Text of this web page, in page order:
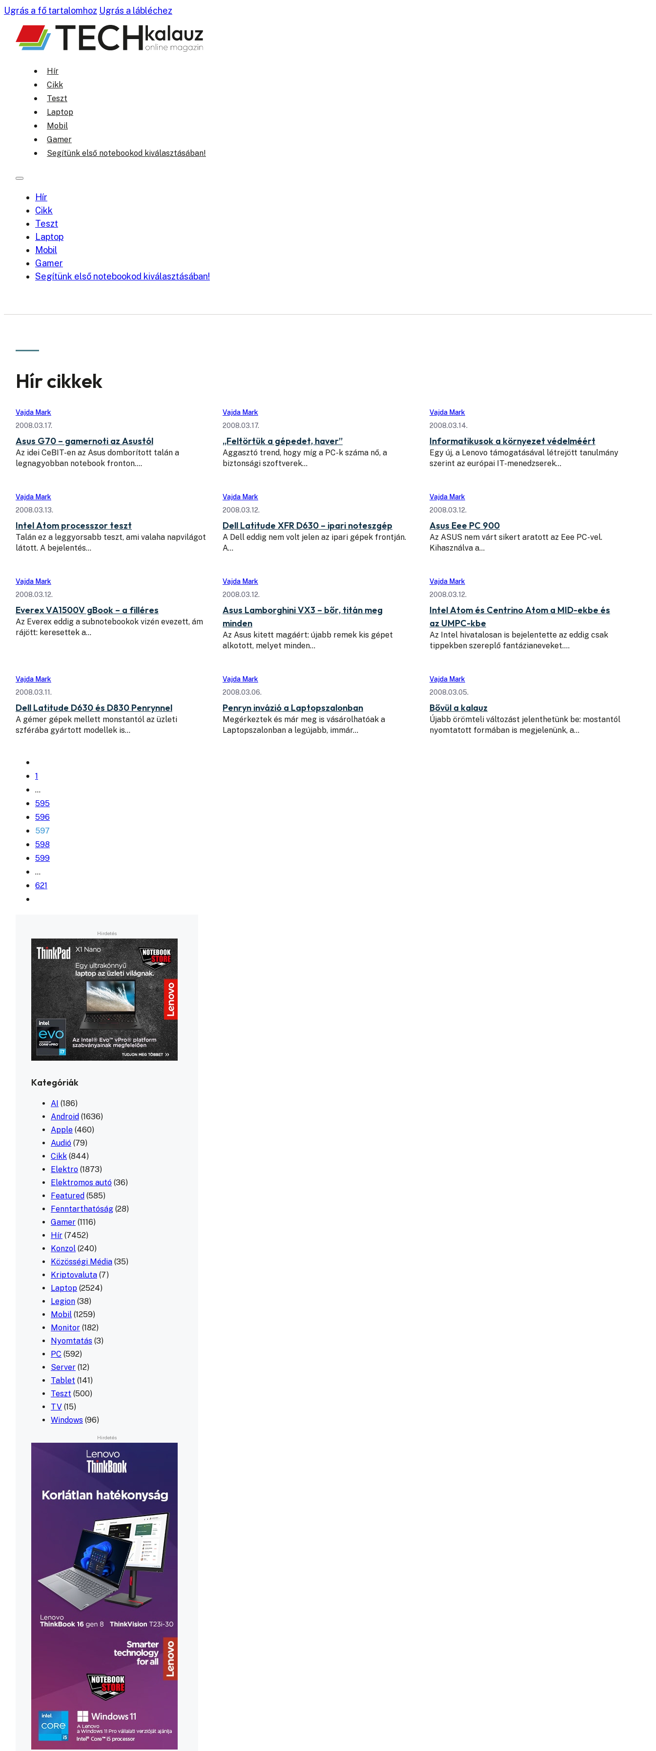
Ugrás a fő tartalomhoz Ugrás a lábléchez
Hír
Cikk
Teszt
Laptop
Mobil
Gamer
Segítünk első notebookod kiválasztásában!
Hír
Cikk
Teszt
Laptop
Mobil
Gamer
Segítünk első notebookod kiválasztásában!
Hír cikkek
Vajda Mark
2008.03.17.
Asus G70 – gamernoti az Asustól
Az idei CeBIT-en az Asus domborított talán a
legnagyobban notebook fronton.…
Vajda Mark
2008.03.17.
„Feltörtük a gépedet, haver”
Aggasztó trend, hogy míg a PC-k száma nő, a
biztonsági szoftverek…
Vajda Mark
2008.03.14.
Informatikusok a környezet védelméért
Egy új, a Lenovo támogatásával létrejött tanulmány
szerint az európai IT-menedzserek…
Vajda Mark
2008.03.13.
Intel Atom processzor teszt
Talán ez a leggyorsabb teszt, ami valaha napvilágot
látott. A bejelentés…
Vajda Mark
2008.03.12.
Dell Latitude XFR D630 – ipari noteszgép
A Dell eddig nem volt jelen az ipari gépek frontján.
A…
Vajda Mark
2008.03.12.
Asus Eee PC 900
Az ASUS nem várt sikert aratott az Eee PC-vel.
Kihasználva a…
Vajda Mark
2008.03.12.
Everex VA1500V gBook – a filléres
Az Everex eddig a subnotebookok vizén evezett, ám
rájött: keresettek a…
Vajda Mark
2008.03.12.
Asus Lamborghini VX3 – bőr, titán meg
minden
Az Asus kitett magáért: újabb remek kis gépet
alkotott, melyet minden…
Vajda Mark
2008.03.12.
Intel Atom és Centrino Atom a MID-ekbe és
az UMPC-kbe
Az Intel hivatalosan is bejelentette az eddig csak
tippekben szereplő fantázianeveket.…
Vajda Mark
2008.03.11.
Dell Latitude D630 és D830 Penrynnel
A gémer gépek mellett monstantól az üzleti
szférába gyártott modellek is…
Vajda Mark
2008.03.06.
Penryn invázió a Laptopszalonban
Megérkeztek és már meg is vásárolhatóak a
Laptopszalonban a legújabb, immár…
Vajda Mark
2008.03.05.
Bővül a kalauz
Újabb örömteli változást jelenthetünk be: mostantól
nyomtatott formában is megjelenünk, a…
1
…
595
596
597
598
599
…
621
Kategóriák
AI (186)
Android (1636)
Apple (460)
Audió (79)
Cikk (844)
Elektro (1873)
Elektromos autó (36)
Featured (585)
Fenntarthatóság (28)
Gamer (1116)
Hír (7452)
Konzol (240)
Közösségi Média (35)
Kriptovaluta (7)
Laptop (2524)
Legion (38)
Mobil (1259)
Monitor (182)
Nyomtatás (3)
PC (592)
Server (12)
Tablet (141)
Teszt (500)
TV (15)
Windows (96)